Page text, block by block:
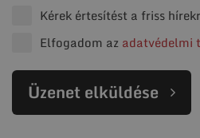
Kérek értesítést a friss
Elfogadom az adatvédelmi
Üzenet elküldése